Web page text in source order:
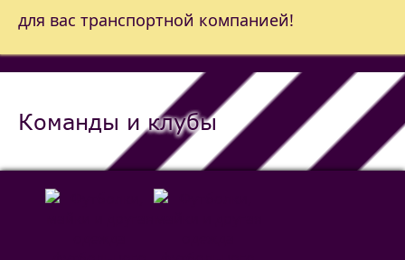
для вас транспортной компанией!
Команды и клубы